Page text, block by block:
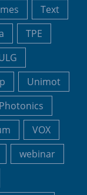
Text
TPE
Unimot
VOX
webinar